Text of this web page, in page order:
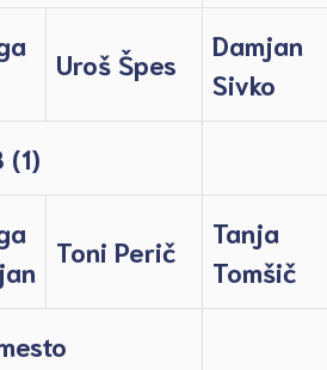
Uroš Špes
Damjan
Sivko
Toni Perič
Tanja
Tomšič